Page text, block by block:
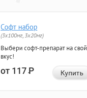
Софт набор
(3x100мг, 3x20мг)
Выбери софт-препарат на свой
вкус!
от 117Р Купить